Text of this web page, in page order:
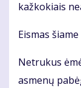
kažkokiais
Eismas
Netrukus
asmenų